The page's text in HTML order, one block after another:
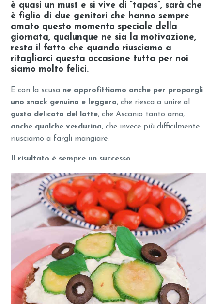
è quasi un must e si vive di “tapas”, sarà che
è figlio di due genitori che hanno sempre
amato questo momento speciale della
giornata, qualunque ne sia la motivazione,
resta il fatto che quando riusciamo a
ritagliarci questa occasione tutta per noi
siamo molto felici.
E con la scusa ne approfittiamo anche per proporgli
uno snack genuino e leggero, che riesca a unire al
gusto delicato del latte, che Ascanio tanto ama,
anche qualche verdurina, che invece più difficilmente
riusciamo a fargli mangiare.
Il risultato è sempre un successo.